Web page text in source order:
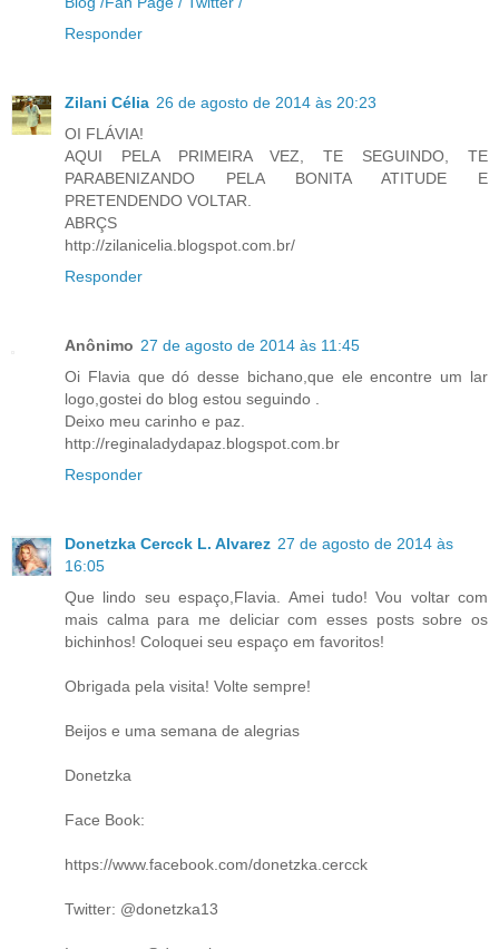
Responder
Zilani Célia 26 de agosto de 2014 às 20:23
OI FLÁVIA!
AQUI PELA PRIMEIRA VEZ, TE SEGUINDO, TE
PARABENIZANDO PELA BONITA ATITUDE E
PRETENDENDO VOLTAR.
ABRÇS
http://zilanicelia.blogspot.com.br/
Responder
Anônimo 27 de agosto de 2014 às 11:45
Oi Flavia que dó desse bichano,que ele encontre um lar
logo,gostei do blog estou seguindo .
Deixo meu carinho e paz.
http://reginaladydapaz.blogspot.com.br
Responder
Donetzka Cercck L. Alvarez 27 de agosto de 2014 às
16:05
Que lindo seu espaço,Flavia. Amei tudo! Vou voltar com
mais calma para me deliciar com esses posts sobre os
bichinhos! Coloquei seu espaço em favoritos!
Obrigada pela visita! Volte sempre!
Beijos e uma semana de alegrias
Donetzka
Face Book:
https://www.facebook.com/donetzka.cercck
Twitter: @donetzka13